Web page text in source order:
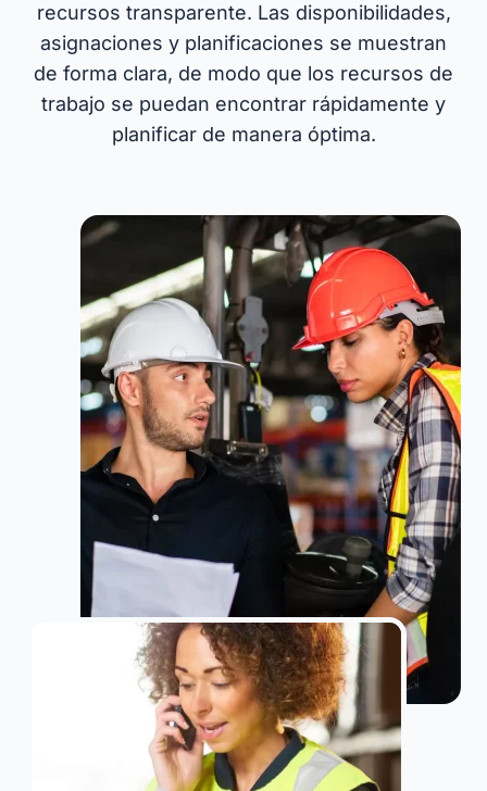
recursos transparente. Las disponibilidades,
asignaciones y planificaciones se muestran
de forma clara, de modo que los recursos de
trabajo se puedan encontrar rápidamente y
planificar de manera óptima.